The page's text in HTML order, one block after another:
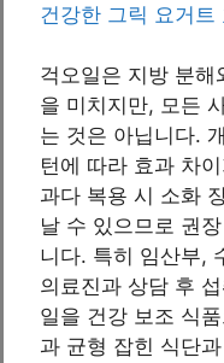
건강한 그릭 요거트
걱오일은 지방 분
을 미치지만, 모든
는 것은 아닙니다.
턴에 따라 효과 차
과다 복용 시 소화
날 수 있으므로 권
니다. 특히 임산부,
의료진과 상담 후
일을 건강 보조 식
과 균형 잡힌 식단